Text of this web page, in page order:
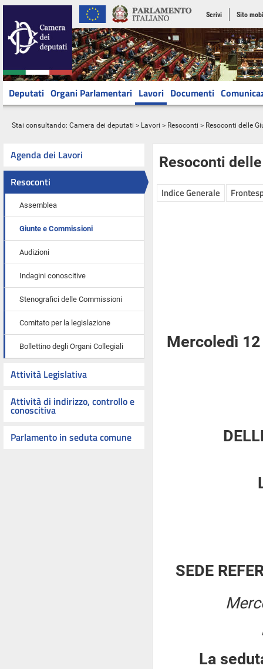
Scrivi Sito
Deputati Organi Parlamentari Lavori Documenti
Stai consultando: Camera dei deputati > Lavori > Resoconti > Resoconti delle
Agenda dei Lavori
Resoconti
Assemblea
Giunte e Commissioni
Audizioni
Indagini conoscitive
Stenografici delle Commissioni
Comitato per la legislazione
Bollettino degli Organi Collegiali
Attività Legislativa
Attività di indirizzo, controllo e
conoscitiva
Parlamento in seduta comune
Resoconti
Indice Generale
Mercoledì
SEDE
La